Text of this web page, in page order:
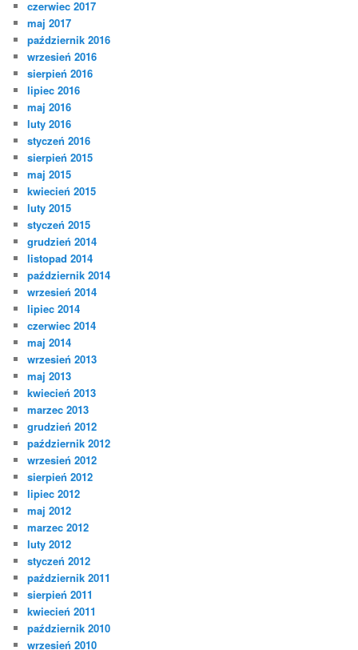
czerwiec 2017
maj 2017
październik 2016
wrzesień 2016
sierpień 2016
lipiec 2016
maj 2016
luty 2016
styczeń 2016
sierpień 2015
maj 2015
kwiecień 2015
luty 2015
styczeń 2015
grudzień 2014
listopad 2014
październik 2014
wrzesień 2014
lipiec 2014
czerwiec 2014
maj 2014
wrzesień 2013
maj 2013
kwiecień 2013
marzec 2013
grudzień 2012
październik 2012
wrzesień 2012
sierpień 2012
lipiec 2012
maj 2012
marzec 2012
luty 2012
styczeń 2012
październik 2011
sierpień 2011
kwiecień 2011
październik 2010
wrzesień 2010